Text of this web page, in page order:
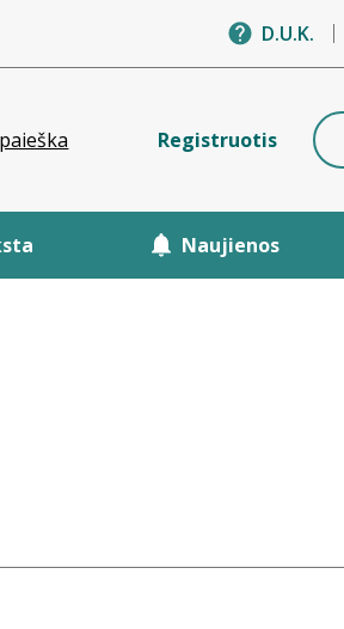
D.U.K.
Registruotis
Naujienos